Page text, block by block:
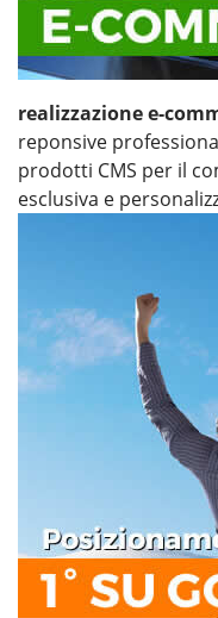
realizzazione e-
reponsive
prodotti CMS per il
esclusiva e